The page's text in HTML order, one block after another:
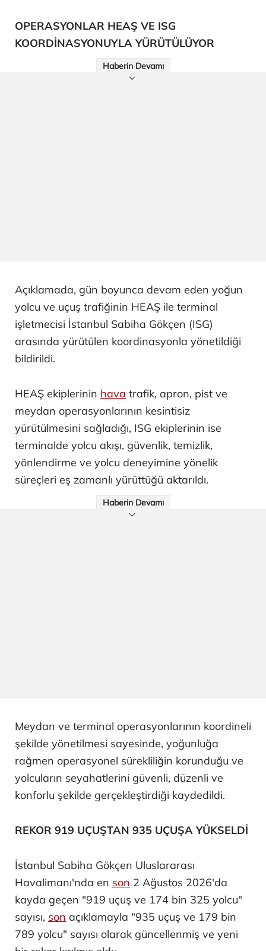
OPERASYONLAR HEAŞ VE ISG
KOORDİNASYONUYLA YÜRÜTÜLÜYOR
Haberin Devamı
Açıklamada, gün boyunca devam eden yoğun
yolcu ve uçuş trafiğinin HEAŞ ile terminal
işletmecisi İstanbul Sabiha Gökçen (ISG)
arasında yürütülen koordinasyonla yönetildiği
bildirildi.
HEAŞ ekiplerinin hava trafik, apron, pist ve
meydan operasyonlarının kesintisiz
yürütülmesini sağladığı, ISG ekiplerinin ise
terminalde yolcu akışı, güvenlik, temizlik,
yönlendirme ve yolcu deneyimine yönelik
süreçleri eş zamanlı yürüttüğü aktarıldı.
Haberin Devamı
Meydan ve terminal operasyonlarının koordineli
şekilde yönetilmesi sayesinde, yoğunluğa
rağmen operasyonel sürekliliğin korunduğu ve
yolcuların seyahatlerini güvenli, düzenli ve
konforlu şekilde gerçekleştirdiği kaydedildi.
REKOR 919 UÇUŞTAN 935 UÇUŞA YÜKSELDİ
İstanbul Sabiha Gökçen Uluslararası
Havalimanı'nda en son 2 Ağustos 2026'da
kayda geçen "919 uçuş ve 174 bin 325 yolcu"
sayısı, son açıklamayla "935 uçuş ve 179 bin
789 yolcu" sayısı olarak güncellenmiş ve yeni